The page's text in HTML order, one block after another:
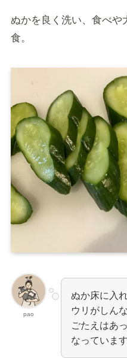
ぬかを良く洗い、食べや
食。
pao
ぬか床に入
ウリがしん
ごたえはあ
なっています